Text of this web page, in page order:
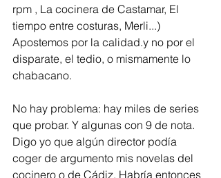
rpm , La cocinera de Castamar, El
tiempo entre costuras, Merli...)
Apostemos por la calidad.y no por el
disparate, el tedio, o mismamente lo
chabacano.
No hay problema: hay miles de series
que probar. Y algunas con 9 de nota.
Digo yo que algún director podía
coger de argumento mis novelas del
cocinero o de Cádiz. Habría entonces